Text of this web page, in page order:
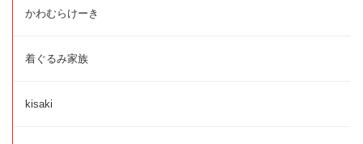
かわむらけーき
着ぐるみ家族
kisaki